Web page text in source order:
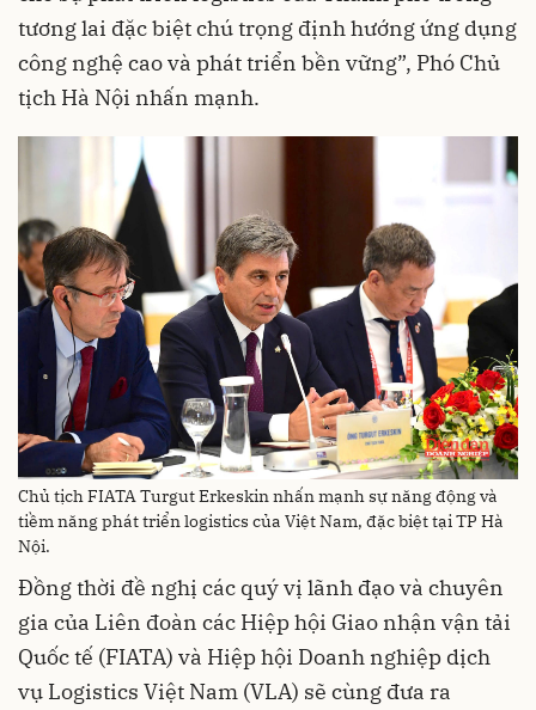
tương lai đặc biệt chú trọng định hướng ứng dụng
công nghệ cao và phát triển bền vững”, Phó Chủ
tịch Hà Nội nhấn mạnh.
Chủ tịch FIATA Turgut Erkeskin nhấn mạnh sự năng động và
tiềm năng phát triển logistics của Việt Nam, đặc biệt tại TP Hà
Nội.
Đồng thời đề nghị các quý vị lãnh đạo và chuyên
gia của Liên đoàn các Hiệp hội Giao nhận vận tải
Quốc tế (FIATA) và Hiệp hội Doanh nghiệp dịch
vụ Logistics Việt Nam (VLA) sẽ cùng đưa ra